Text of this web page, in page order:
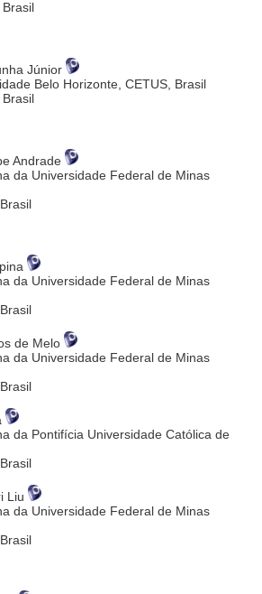
Júnior
Belo Horizonte, CETUS, Brasil
Andrade
da Universidade Federal de Minas
da Universidade Federal de Minas
de Melo
da Universidade Federal de Minas
da Pontifícia Universidade Católica de
Liu
da Universidade Federal de Minas